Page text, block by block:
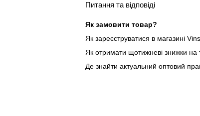
Питання та відповіді
Як замовити товар?
Як зареєструватися в магазині
Як отримати щотижневі знижки на
Де знайти актуальний оптовий